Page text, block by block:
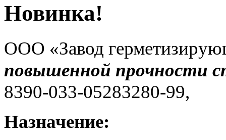
Новинка!
ООО «Завод
повышенной прочности
8390-033-05283280-99,
Назначение: